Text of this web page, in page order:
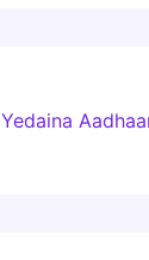
Yedaina